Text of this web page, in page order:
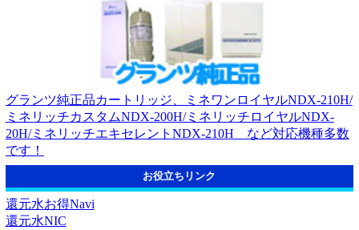
グランツ純正品カートリッジ、ミネワンロイヤルNDX-210H/
ミネリッチカスタムNDX-200H/ミネリッチロイヤルNDX-
20H/ミネリッチエキセレントNDX-210H など対応機種多数
です！
お役立ちリンク
還元水お得Navi
還元水NIC